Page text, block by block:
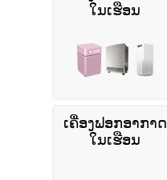
ໃນເຮືອນ
ເຄື່ອງຟອກອາກາດ
ໃນເຮືອນ